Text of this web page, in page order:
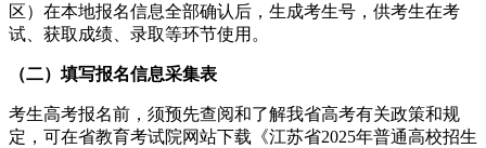
区）在本地报名信息全部确认后，生成考生号，供考生在考
试、获取成绩、录取等环节使用。
（二）填写报名信息采集表
考生高考报名前，须预先查阅和了解我省高考有关政策和规
定，可在省教育考试院网站下载《江苏省2025年普通高校招生